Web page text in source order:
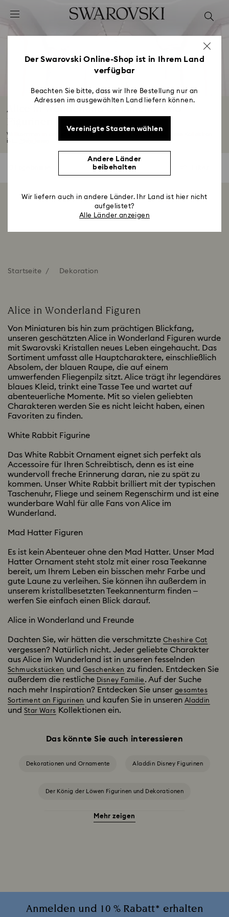
Liste Tastaturkürzel
2 - Footer
4 - Suchergebnisse
Alice in Wonderland Ornamente und
Figurinen
Willkommen in der fantastischen Welt unserer Ornamente. Diese Kollektion
ist...
0 von 0 Produkten werden gezeigt
Startseite Dekoration
Alice in Wonderland Figuren
Von Miniaturen bis hin zum prächtigen Blickfang,
unseren geschätzten Alice in Wonderland Figuren wurde
mit Swarovski Kristallen neues Leben eingehaucht. Das
Sortiment umfasst alle Hauptcharaktere, einschließlich
Absolem, der blauen Raupe, die auf einem
umwerfenden Fliegenpilz sitzt. Alice trägt ihr legendäres
blaues Kleid, trinkt eine Tasse Tee und wartet auf
abenteuerliche Momente. Mit so vielen geliebten
Charakteren werden Sie es nicht leicht haben, einen
Favoriten zu finden.
White Rabbit Figurine
Das White Rabbit Ornament eignet sich perfekt als
Accessoire für Ihren Schreibtisch, denn es ist eine
wundervoll freche Erinnerung daran, nie zu spät zu
kommen. Unser White Rabbit brilliert mit der typischen
Taschenuhr, Fliege und seinem Regenschirm und ist eine
wunderbare Wahl für alle Fans von Alice im
Wunderland.
Mad Hatter Figuren
Es ist kein Abenteuer ohne den Mad Hatter. Unser Mad
Hatter Ornament steht stolz mit einer rosa Teekanne
bereit, um Ihrem Leben ein bisschen mehr Farbe und
gute Laune zu verleihen. Sie können ihn außerdem in
unserem kristallbesetzten Teekannenturm finden –
werfen Sie einfach einen Blick darauf.
Alice in Wonderland und Freunde
Dachten Sie, wir hätten die verschmitzte Cheshire Cat
vergessen? Natürlich nicht. Jeder geliebte Charakter
aus Alice im Wunderland ist in unseren fesselnden
Schmuckstücken und Geschenken zu finden. Entdecken Sie
außerdem die restliche Disney Familie . Auf der Suche
nach mehr Inspiration? Entdecken Sie unser gesamtes
Sortiment an Figurinen und kaufen Sie in unseren Aladdin
und Star Wars Kollektionen ein.
Das könnte Sie auch interessieren
Dekorationen und Ornamente Aladdin Disney Figurinen
Der König der Löwen Figurinen und Dekorationen
Die Schöne und das Biest Dekoration & Figurinen
Mehr zeigen
Anmelden und 10 % Rabatt* erhalten
Der Swarovski Online-Shop ist in Ihrem Land
verfügbar
Beachten Sie bitte, dass wir Ihre Bestellung nur an
Adressen im ausgewählten Land liefern können.
Vereinigte Staaten wählen
Andere Länder
beibehalten
Wir liefern auch in andere Länder. Ihr Land ist hier nicht
aufgelistet?
Alle Länder anzeigen